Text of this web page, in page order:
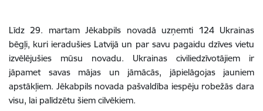
Līdz 29. martam Jēkabpils novadā uzņemti 124 Ukrainas
bēgļi, kuri ieradušies Latvijā un par savu pagaidu dzīves vietu
izvēlējušies mūsu novadu. Ukrainas civiliedzīvotājiem ir
jāpamet savas mājas un jāmācās, jāpielāgojas jauniem
apstākļiem. Jēkabpils novada pašvaldība iespēju robežās dara
visu, lai palīdzētu šiem cilvēkiem.